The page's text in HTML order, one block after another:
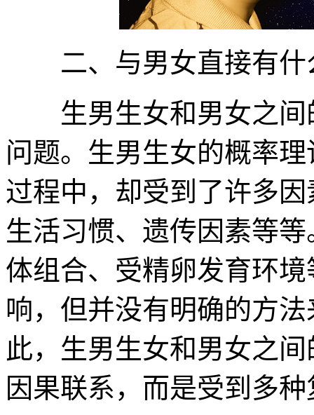
二、与男女直接有什
生男生女和男女之间
问题。生男生女的概率
过程中，却受到了许多
生活习惯、遗传因素等
体组合、受精卵发育环
响，但并没有明确的方
此，生男生女和男女之
因果联系，而是受到多